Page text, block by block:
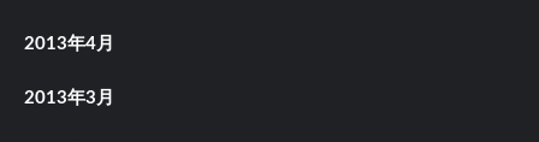
2013年4月
2013年3月